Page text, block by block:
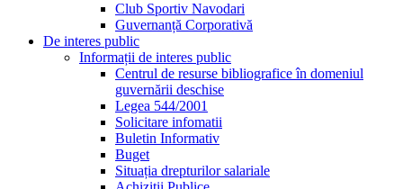
Club Sportiv Navodari
Guvernanță Corporativă
De interes public
Informații de interes public
Centrul de resurse bibliografice în domeniul
guvernării deschise
Legea 544/2001
Solicitare infomatii
Buletin Informativ
Buget
Situația drepturilor salariale